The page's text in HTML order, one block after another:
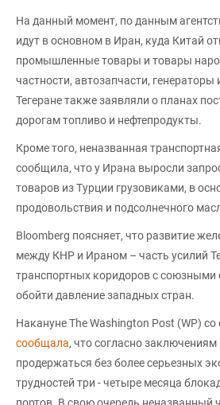
На данный момент, по данным
идут в основном в Иран, куда Китай
промышленные товары и товары
частности, автозапчасти, генераторы
Тегеране также заявляли о планах
дорогам топливо и нефтепродукты.
Кроме того, неназванная
сообщила, что у Ирана выросли
товаров из Турции грузовиками, в
продовольствия и подсолнечного
Bloomberg поясняет, что развитие
между КНР и Ираном – часть усилий
транспортных коридоров с союзными
обойти давление западных стран.
Накануне The Washington Post (WP)
сообщала, что согласно
продержаться без более серьезных
трудностей три - четыре месяца
портов. В свою очередь неназванный